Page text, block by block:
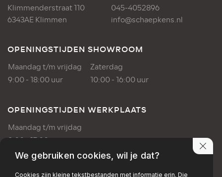
Klimmenderstraat 110
6343AE Klimmen
045-4052896
info@schaepkens.nl
OPENINGSTIJDEN SHOWROOM
Maandag t/m vrijdag
Zaterdag
9:00 - 18:00 uur
10:00 - 16:00 uur
OPENINGSTIJDEN WERKPLAATS
Maandag t/m vrijdag
8:00 - 17:00 uur
We gebruiken cookies, wil je dat?
Cookies zijn kleine tekstbestanden met informatie erin. Die